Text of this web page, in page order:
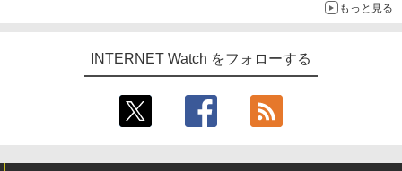
もっと見る
INTERNET Watch をフォローする